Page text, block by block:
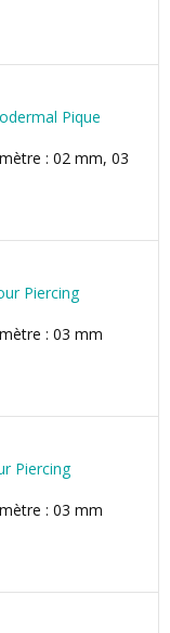
Pique
: 02 mm, 03
Piercing
: 03 mm
Piercing
: 03 mm